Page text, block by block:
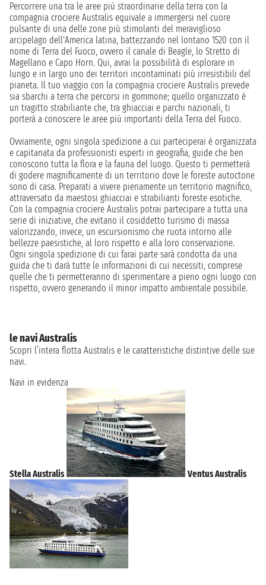
Percorrere una tra le aree più straordinarie della terra con la
compagnia crociere Australis equivale a immergersi nel cuore
pulsante di una delle zone più stimolanti del meraviglioso
arcipelago dell'America latina, battezzando nel lontano 1520 con il
nome di Terra del Fuoco, ovvero il canale di Beagle, lo Stretto di
Magellano e Capo Horn. Qui, avrai la possibilità di esplorare in
lungo e in largo uno dei territori incontaminati più irresistibili del
pianeta. Il tuo viaggio con la compagnia crociere Australis prevede
sia sbarchi a terra che percorsi in gommone; quello organizzato è
un tragitto strabiliante che, tra ghiacciai e parchi nazionali, ti
porterà a conoscere le aree più importanti della Terra del Fuoco.
Ovviamente, ogni singola spedizione a cui parteciperai è organizzata
e capitanata da professionisti esperti in geografia, guide che ben
conoscono tutta la flora e la fauna del luogo. Questo ti permetterà
di godere magnificamente di un territorio dove le foreste autoctone
sono di casa. Preparati a vivere pienamente un territorio magnifico,
attraversato da maestosi ghiacciai e strabilianti foreste esotiche.
Con la compagnia crociere Australis potrai partecipare a tutta una
serie di iniziative, che evitano il cosiddetto turismo di massa
valorizzando, invece, un escursionismo che ruota intorno alle
bellezze paesistiche, al loro rispetto e alla loro conservazione.
Ogni singola spedizione di cui farai parte sarà condotta da una
guida che ti darà tutte le informazioni di cui necessiti, comprese
quelle che ti permetteranno di sperimentare a pieno ogni luogo con
rispetto, ovvero generando il minor impatto ambientale possibile.
le navi Australis
Scopri l’intera flotta Australis e le caratteristiche distintive delle sue
navi.
Navi in evidenza
Stella Australis Ventus Australis